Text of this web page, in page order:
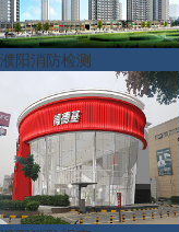
濮阳消防检测